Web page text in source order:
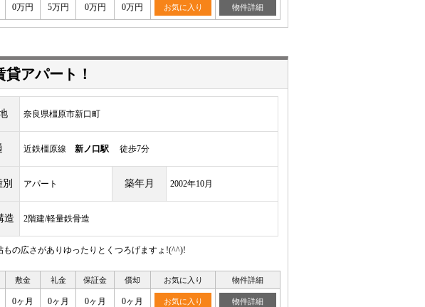
0万円 5万円 0万円 0万円 お気に入り 物件詳細
アパート！
奈良県橿原市新口町
近鉄橿原線 新ノ口駅 徒歩7分
アパート 築年月 2002年10月
造 2階建/軽量鉄骨造
の広さがありゆったりとくつろげますょ!(^^)!
敷金 礼金 保証金 償却 お気に入り 物件詳細
0ヶ月 0ヶ月 0ヶ月 0ヶ月 お気に入り 物件詳細